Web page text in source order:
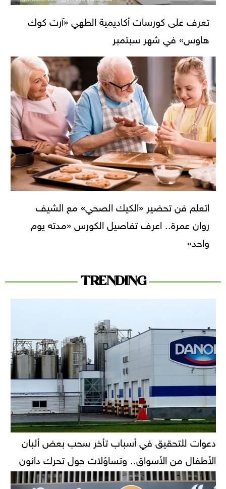
تعرف على كورسات أكاديمية الطهي «آرت كوك
هاوس» في شهر سبتمبر
اتعلم فن تحضير «الكيك الصحي» مع الشيف
روان عمرة.. اعرف تفاصيل الكورس «مدته يوم
واحد»
TRENDING
دعوات للتحقيق في أسباب تأخر سحب بعض ألبان
الأطفال من الأسواق.. وتساؤلات حول تحرك دانون